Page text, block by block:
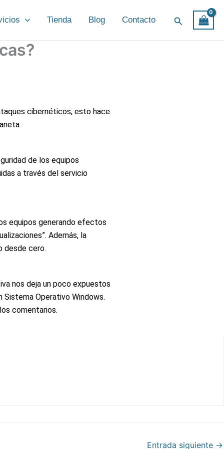
Tienda Blog Contacto Buscar
cibernéticos, esto hace
de los equipos
a través del servicio
equipos generando efectos
Además, la
desde cero.
nos deja un poco expuestos
Sistema Operativo Windows.
comentarios.
Entrada siguiente →